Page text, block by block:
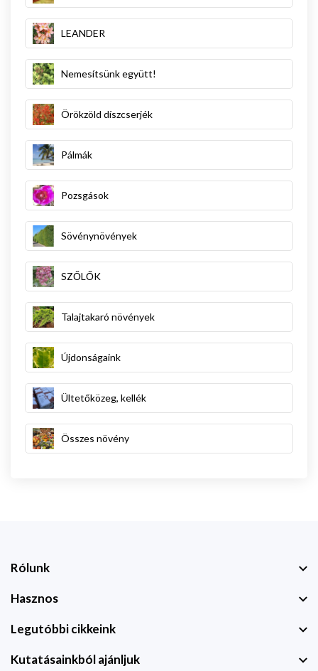
LEANDER
Nemesítsünk együtt!
Örökzöld díszcserjék
Pálmák
Pozsgások
Sövénynövények
SZŐLŐK
Talajtakaró növények
Újdonságaink
Ültetőközeg, kellék
Összes növény
Rólunk
Hasznos
Legutóbbi cikkeink
Kutatásainkból ajánljuk